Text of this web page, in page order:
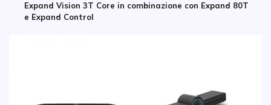
Expand Vision 3T Core in combinazione con Expand 80T
e Expand Control